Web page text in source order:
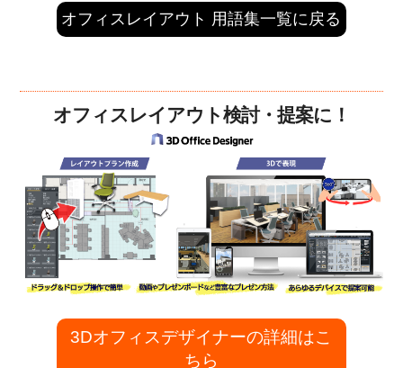
オフィスレイアウト 用語集一覧に戻る
オフィスレイアウト検討・提案に！
3Dオフィスデザイナーの詳細はこ
ちら